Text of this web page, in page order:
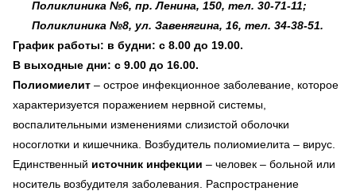
Поликлиника №6, пр. Ленина, 150, тел. 30-71-11;
Поликлиника №8, ул. Завенягина, 16, тел. 34-38-51.
График работы: в будни: с 8.00 до 19.00.
В выходные дни: с 9.00 до 16.00.
Полиомиелит – острое инфекционное заболевание, которое
характеризуется поражением нервной системы,
воспалительными изменениями слизистой оболочки
носоглотки и кишечника. Возбудитель полиомиелита – вирус.
Единственный источник инфекции – человек – больной или
носитель возбудителя заболевания. Распространение